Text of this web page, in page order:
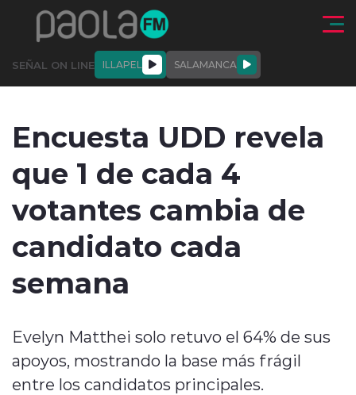
Click acá para ir directamente al contenido
SEÑAL ON LINE ILLAPEL SALAMANCA
SOMOS
modo claro
Encuesta UDD revela
que 1 de cada 4
votantes cambia de
candidato cada
semana
Evelyn Matthei solo retuvo el 64% de sus
apoyos, mostrando la base más frágil
entre los candidatos principales.